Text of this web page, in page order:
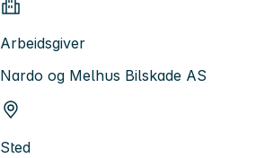
Arbeidsgiver
Nardo og Melhus Bilskade AS
Sted